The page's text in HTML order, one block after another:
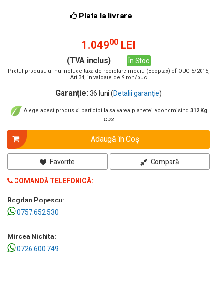
Plata la livrare
1.04900 LEI
(TVA inclus) În Stoc
Pretul produsului nu include taxa de reciclare mediu (Ecoptax) cf OUG 5/2015,
Art 34, in valoare de 9 ron/buc
Garanție:36 luni (Detalii garanție)
Alege acest produs si participi la salvarea planetei economisind 312 Kg
CO2
Adaugă în Coş
Favorite Compară
COMANDĂ TELEFONICĂ:
Bogdan Popescu:
0757.652.530
Mircea Nichita:
0726.600.749